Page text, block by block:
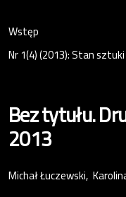
Wstęp
Nr 1(4) (2013): Stan sztuki
Bez tytułu.
2013
Michał Łuczewski